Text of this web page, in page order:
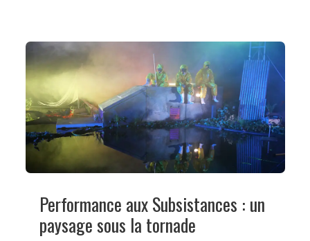
Performance aux Subsistances : un
paysage sous la tornade